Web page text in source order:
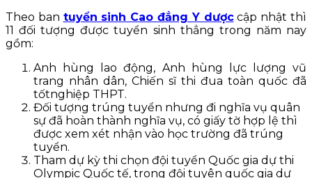
Theo ban tuyển sinh Cao đẳng Y dượccập nhật thì
11 đối tượng được tuyển sinh thẳng trong năm nay
gồm:
Anh hùng lao động, Anh hùng lực lượng vũ
trang nhân dân, Chiến sĩ thi đua toàn quốc đã
tốtnghiệp THPT.
Đối tượng trúng tuyển nhưng đi nghĩa vụ quân
sự đã hoàn thành nghĩa vụ, có giấy tờ hợp lệ thì
được xem xét nhận vào học trường đã trúng
tuyển.
Tham dự kỳ thi chọn đội tuyển Quốc gia dự thi
Olympic Quốc tế, trong đội tuyên quốc gia dự